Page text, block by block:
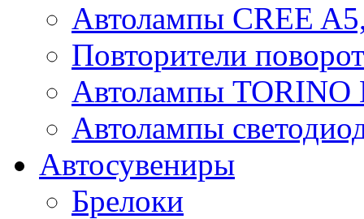
Автолампы CREE
Повторители
Автолампы
Автолампы
Автосувениры
Брелоки